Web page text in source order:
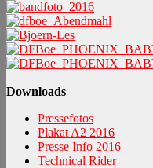
Downloads
Pressefotos
Plakat A2 2016
Presse Info 2016
Technical Rider